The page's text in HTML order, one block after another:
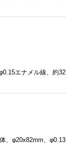
エナメル線、約32
、φ20x82mm、φ0.13